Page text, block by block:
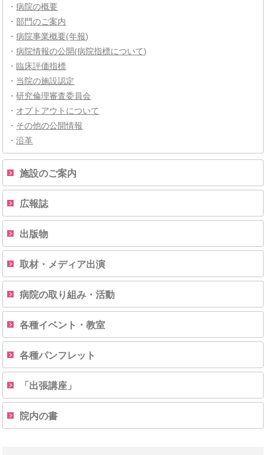
・病院の概要
・部門のご案内
・病院事業概要(年報)
・病院情報の公開(病院指標について)
・臨床評価指標
・ 当院の施設認定
・研究倫理審査委員会
・ オプトアウトについて
・ その他の公開情報
・沿革
施設のご案内
広報誌
出版物
取材・メディア出演
病院の取り組み・活動
各種イベント・教室
各種パンフレット
「出張講座」
院内の書